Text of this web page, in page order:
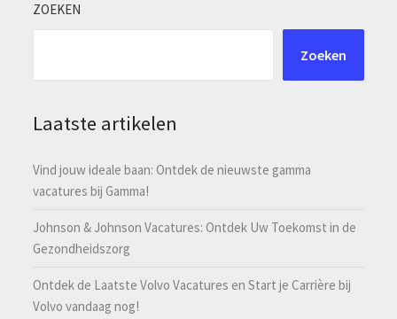
ZOEKEN
Zoeken
Laatste artikelen
Vind jouw ideale baan: Ontdek de nieuwste gamma
vacatures bij Gamma!
Johnson & Johnson Vacatures: Ontdek Uw Toekomst in de
Gezondheidszorg
Ontdek de Laatste Volvo Vacatures en Start je Carrière bij
Volvo vandaag nog!